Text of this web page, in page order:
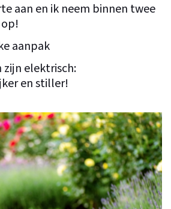
aan en ik neem binnen twee
aanpak
zijn elektrisch:
en stiller!